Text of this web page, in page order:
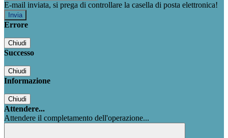
E-mail inviata, si prega di controllare la casella di posta elettronica!
Errore
Chiudi
Successo
Chiudi
Informazione
Chiudi
Attendere...
Attendere il completamento dell'operazione...